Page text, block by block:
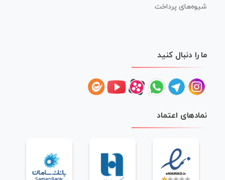
شیوه‌های پرداخت
ما را دنبال کنید
نمادهای اعتماد